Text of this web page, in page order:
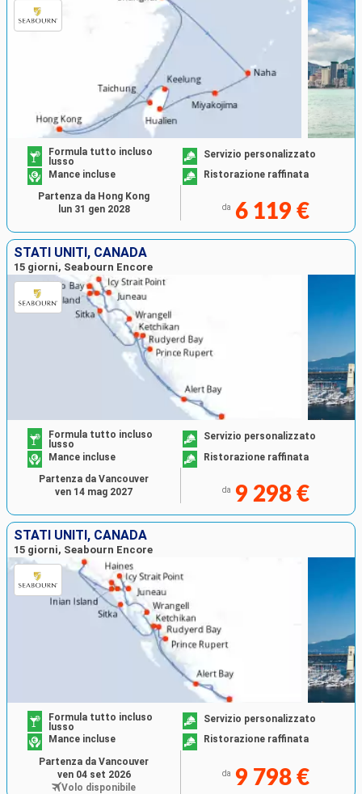
Formula tutto incluso
lusso
Servizio personalizzato
Mance incluse
Ristorazione raffinata
da 6 119 €
Partenza da Hong Kong
lun 31 gen 2028
STATI UNITI, CANADA
15 giorni, Seabourn Encore
Formula tutto incluso
lusso
Servizio personalizzato
Mance incluse
Ristorazione raffinata
da 9 298 €
Partenza da Vancouver
ven 14 mag 2027
STATI UNITI, CANADA
15 giorni, Seabourn Encore
Formula tutto incluso
lusso
Servizio personalizzato
Mance incluse
Ristorazione raffinata
da 9 798 €
Partenza da Vancouver
ven 04 set 2026
Volo disponibile